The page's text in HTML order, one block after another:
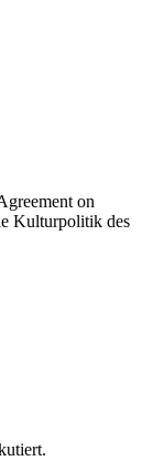
on
Kulturpolitik des